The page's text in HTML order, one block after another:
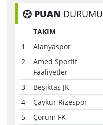
PUAN DURUMU
TAKIM
1
Alanyaspor
2
Amed Sportif
Faaliyetler
3 Beşiktaş JK
4
Çaykur Rizespor
5
Çorum FK